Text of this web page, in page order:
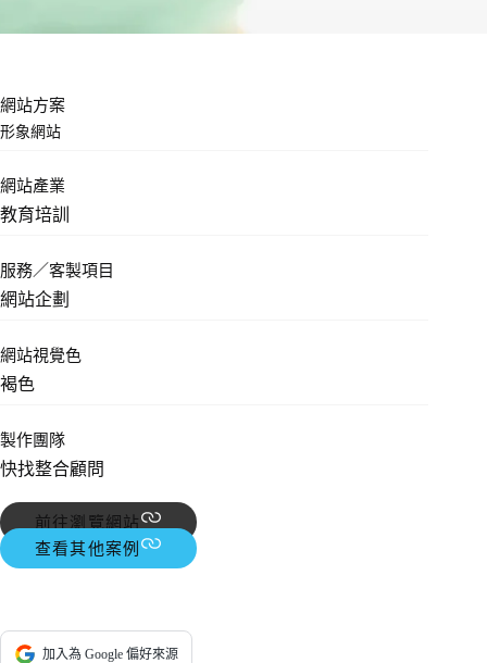
加入為 Google 偏好來源
網站方案
形象網站
網站產業
教育培訓
服務／客製項目
網站企劃
網站視覺色
褐色
製作團隊
快找整合顧問
前往瀏覽網站
查看其他案例